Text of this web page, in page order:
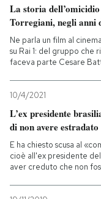
Politica
Tecnologia
Internet
Scienza
Economia
Sport
PODCAST
La storia
Torregiani, negli anni
Ne parla un film al
su Rai 1: del gruppo
faceva parte Cesare
10/4/2021
L’ex presidente
di non avere
E ha chiesto scusa al
cioè all'ex presidente
aver creduto che non